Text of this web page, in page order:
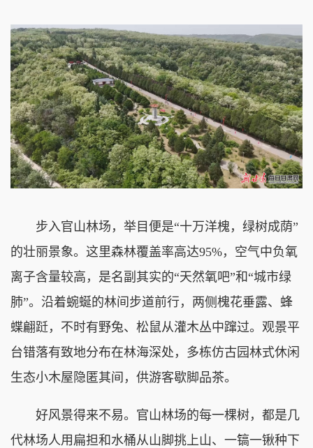
步入官山林场，举目便是“十万洋槐，绿树成荫”
的壮丽景象。这里森林覆盖率高达95%，空气中负氧
离子含量较高，是名副其实的“天然氧吧”和“城市绿
肺”。沿着蜿蜒的林间步道前行，两侧槐花垂露、蜂
蝶翩跹，不时有野兔、松鼠从灌木丛中蹿过。观景平
台错落有致地分布在林海深处，多栋仿古园林式休闲
生态小木屋隐匿其间，供游客歇脚品茶。
好风景得来不易。官山林场的每一棵树，都是几
代林场人用扁担和水桶从山脚挑上山、一镐一锹种下